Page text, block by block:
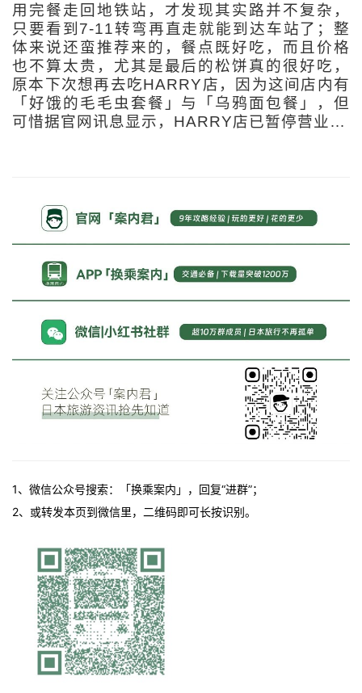
用完餐走回地铁站，才发现其实路并不复杂，
只要看到7-11转弯再直走就能到达车站了；整
体来说还蛮推荐来的，餐点既好吃，而且价格
也不算太贵，尤其是最后的松饼真的很好吃，
原本下次想再去吃HARRY店，因为这间店内有
「好饿的毛毛虫套餐」与「乌鸦面包餐」，但
可惜据官网讯息显示，HARRY店已暂停营业…
1、微信公众号搜索：「换乘案内」，回复“进群”；
2、或转发本页到微信里，二维码即可长按识别。